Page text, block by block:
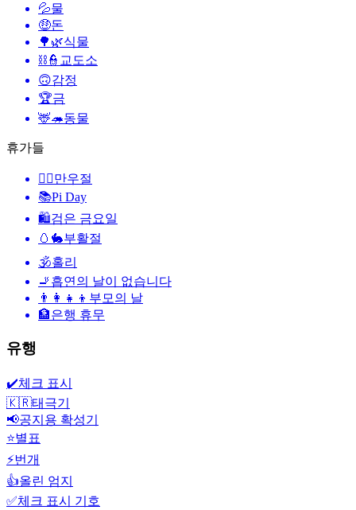
💦물
🤑돈
🌳🌿식물
⛓️👮 교도소
🙃감정
🏆금
🦌🦔동물
휴가들
🙆‍♂️만우절
📚Pi Day
🛍검은 금요일
🥚🐇부활절
🕉홀리
🚬 흡연의 날이 없습니다
👨‍👩‍👧‍👦 부모의 날
🏦은행 휴무
유행
✔️체크 표시
🇰🇷태극기
📢공지용 확성기
⭐별표
⚡번개
👍올린 엄지
✅체크 표시 기호